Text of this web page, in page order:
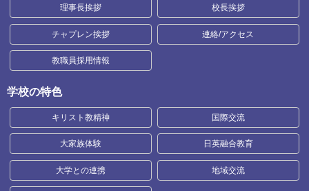
理事長挨拶 校長挨拶
チャプレン挨拶 連絡/アクセス
教職員採用情報
学校の特色
キリスト教精神 国際交流
大家族体験 日英融合教育
大学との連携 地域交流